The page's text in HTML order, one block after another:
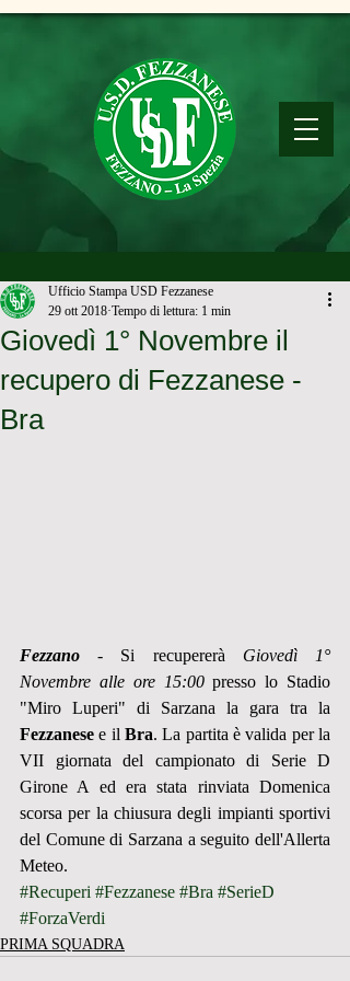
Giovedì 1° Novembre il
recupero di Fezzanese -
Bra
Ufficio Stampa USD Fezzanese
29 ott 2018 Tempo di lettura: 1 min
Fezzano - Si recupererà Giovedì 1°
Novembre alle ore 15:00 presso lo Stadio
Fezzanese e il Bra. La partita è valida per la
VII giornata del campionato di Serie D
Girone A ed era stata rinviata Domenica
scorsa per la chiusura degli impianti sportivi
del Comune di Sarzana a seguito dell'Allerta
Meteo.
#Recuperi #Fezzanese #Bra #SerieD
#ForzaVerdi
PRIMA SQUADRA